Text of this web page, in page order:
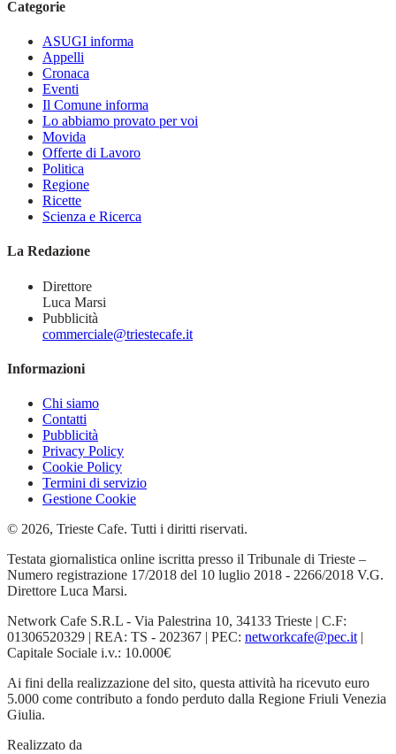
Categorie
ASUGI informa
Appelli
Cronaca
Eventi
Il Comune informa
Lo abbiamo provato per voi
Movida
Offerte di Lavoro
Politica
Regione
Ricette
Scienza e Ricerca
La Redazione
Direttore
Luca Marsi
Pubblicità
commerciale@triestecafe.it
Informazioni
Chi siamo
Contatti
Pubblicità
Privacy Policy
Cookie Policy
Termini di servizio
Gestione Cookie
© 2026, Trieste Cafe. Tutti i diritti riservati.
Testata giornalistica online iscritta presso il Tribunale di Trieste –
Numero registrazione 17/2018 del 10 luglio 2018 - 2266/2018 V.G.
Direttore Luca Marsi.
Network Cafe S.R.L - Via Palestrina 10, 34133 Trieste | C.F:
01306520329 | REA: TS - 202367 | PEC: networkcafe@pec.it |
Capitale Sociale i.v.: 10.000€
Ai fini della realizzazione del sito, questa attività ha ricevuto euro
5.000 come contributo a fondo perduto dalla Regione Friuli Venezia
Giulia.
Realizzato da